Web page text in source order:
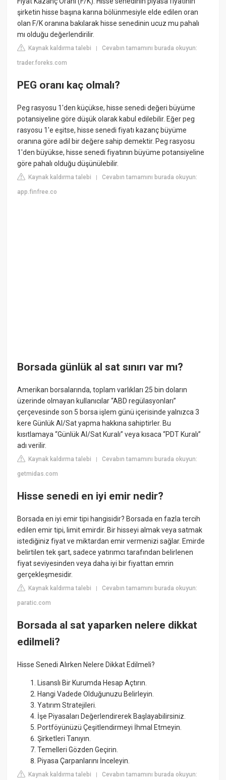
şirketin hisse başına karına bölünmesiyle elde edilen oran
olan F/K oranına bakılarak hisse senedinin ucuz mu pahalı
mı olduğu değerlendirilir.
Kaynak kaldırma talebi |Cevabın tamamını burada okuyun:
trader.foreks.com
PEG oranı kaç olmalı?
Peg rasyosu 1'den küçükse, hisse senedi değeri büyüme
potansiyeline göre düşük olarak kabul edilebilir. Eğer peg
rasyosu 1'e eşitse, hisse senedi fiyatı kazanç büyüme
oranına göre adil bir değere sahip demektir. Peg rasyosu
1'den büyükse, hisse senedi fiyatının büyüme potansiyeline
göre pahalı olduğu düşünülebilir.
Kaynak kaldırma talebi |Cevabın tamamını burada okuyun:
app.finfree.co
Borsada günlük al sat sınırı var mı?
Amerikan borsalarında, toplam varlıkları 25 bin doların
üzerinde olmayan kullanıcılar “ABD regülasyonları”
çerçevesinde son 5 borsa işlem günü içerisinde yalnızca 3
kere Günlük Al/Sat yapma hakkına sahiptirler. Bu
kısıtlamaya “Günlük Al/Sat Kuralı” veya kısaca “PDT Kuralı”
adı verilir.
Kaynak kaldırma talebi |Cevabın tamamını burada okuyun:
getmidas.com
Hisse senedi en iyi emir nedir?
Borsada en iyi emir tipi hangisidir? Borsada en fazla tercih
edilen emir tipi, limit emirdir. Bir hisseyi almak veya satmak
istediğiniz fiyat ve miktardan emir vermenizi sağlar. Emirde
belirtilen tek şart, sadece yatırımcı tarafından belirlenen
fiyat seviyesinden veya daha iyi bir fiyattan emrin
gerçekleşmesidir.
Kaynak kaldırma talebi |Cevabın tamamını burada okuyun:
paratic.com
Borsada al sat yaparken nelere dikkat
edilmeli?
Hisse Senedi Alırken Nelere Dikkat Edilmeli?
Lisanslı Bir Kurumda Hesap Açtırın.
Hangi Vadede Olduğunuzu Belirleyin.
Yatırım Stratejileri.
İşe Piyasaları Değerlendirerek Başlayabilirsiniz.
Portföyünüzü Çeşitlendirmeyi İhmal Etmeyin.
Şirketleri Tanıyın.
Temelleri Gözden Geçirin.
Piyasa Çarpanlarını İnceleyin.
Kaynak kaldırma talebi |Cevabın tamamını burada okuyun: